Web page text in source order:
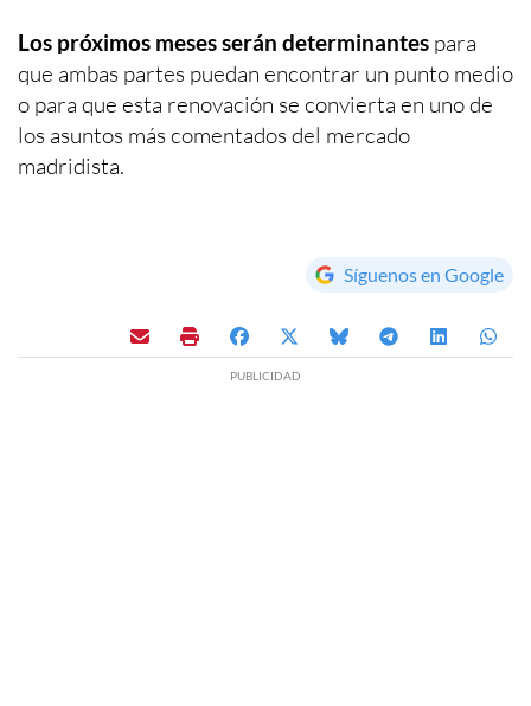
Los próximos meses serán determinantes para
que ambas partes puedan encontrar un punto medio
o para que esta renovación se convierta en uno de
los asuntos más comentados del mercado
madridista.
Síguenos en Google